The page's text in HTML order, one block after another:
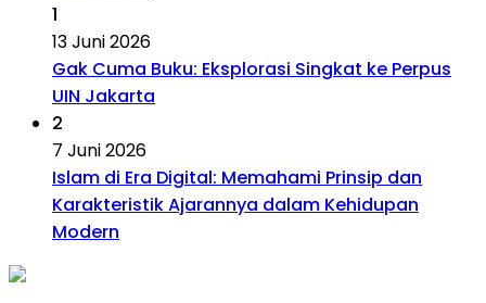
1
13 Juni 2026
Gak Cuma Buku: Eksplorasi Singkat ke Perpus
UIN Jakarta
2
7 Juni 2026
Islam di Era Digital: Memahami Prinsip dan
Karakteristik Ajarannya dalam Kehidupan
Modern